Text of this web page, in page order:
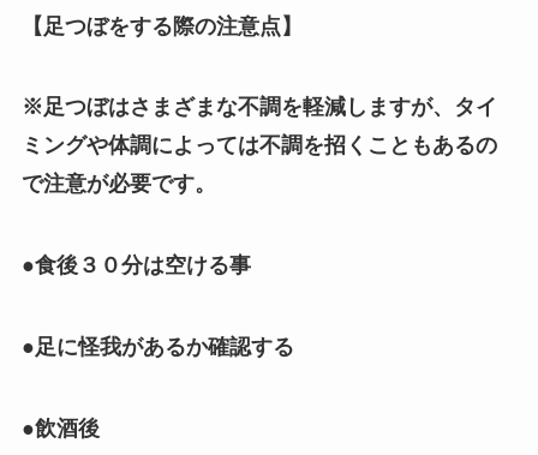
【足つぼをする際の注意点】
※足つぼはさまざまな不調を軽減しますが、タイ
ミングや体調によっては不調を招くこともあるの
で注意が必要です。
●食後３０分は空ける事
●足に怪我があるか確認する
●飲酒後